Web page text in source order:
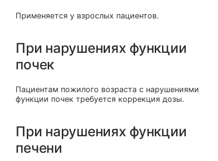
Применяется у взрослых пациентов.
При нарушениях функции
почек
Пациентам пожилого возраста с нарушениями
функции почек требуется коррекция дозы.
При нарушениях функции
печени